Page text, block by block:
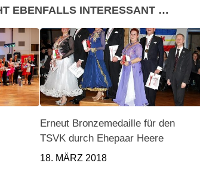
EBENFALLS INTERESSANT …
Erneut Bronzemedaille für den
TSVK durch Ehepaar Heere
18. MÄRZ 2018